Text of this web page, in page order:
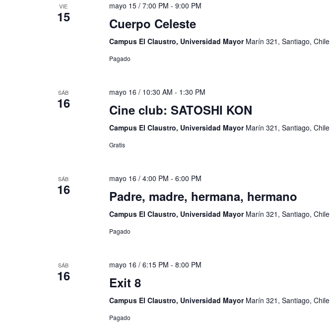
VIE
15
mayo 15 / 7:00 PM - 9:00 PM
Cuerpo Celeste
Campus El Claustro, Universidad Mayor Marín 321, Santiago, Chile
Pagado
SÁB
16
mayo 16 / 10:30 AM - 1:30 PM
Cine club: SATOSHI KON
Campus El Claustro, Universidad Mayor Marín 321, Santiago, Chile
Gratis
SÁB
16
mayo 16 / 4:00 PM - 6:00 PM
Padre, madre, hermana, hermano
Campus El Claustro, Universidad Mayor Marín 321, Santiago, Chile
Pagado
SÁB
16
mayo 16 / 6:15 PM - 8:00 PM
Exit 8
Campus El Claustro, Universidad Mayor Marín 321, Santiago, Chile
Pagado